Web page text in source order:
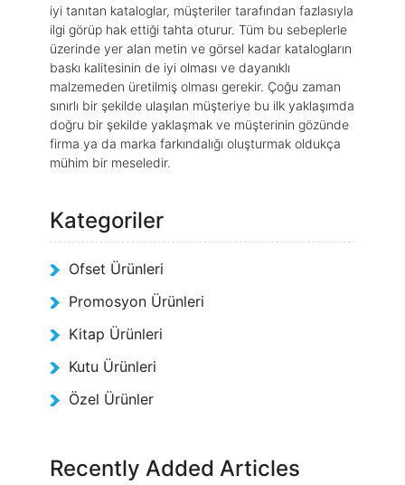
iyi tanıtan kataloglar, müşteriler tarafından fazlasıyla
ilgi görüp hak ettiği tahta oturur. Tüm bu sebeplerle
üzerinde yer alan metin ve görsel kadar katalogların
baskı kalitesinin de iyi olması ve dayanıklı
malzemeden üretilmiş olması gerekir. Çoğu zaman
sınırlı bir şekilde ulaşılan müşteriye bu ilk yaklaşımda
doğru bir şekilde yaklaşmak ve müşterinin gözünde
firma ya da marka farkındalığı oluşturmak oldukça
mühim bir meseledir.
Kategoriler
Ofset Ürünleri
Promosyon Ürünleri
Kitap Ürünleri
Kutu Ürünleri
Özel Ürünler
Recently Added Articles